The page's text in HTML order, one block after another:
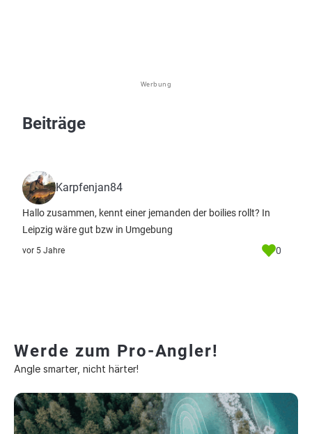
Werbung
Beiträge
Karpfenjan84
Hallo zusammen, kennt einer jemanden der boilies rollt? In
Leipzig wäre gut bzw in Umgebung
vor 5 Jahre 0
Werde zum Pro-Angler!
Angle smarter, nicht härter!